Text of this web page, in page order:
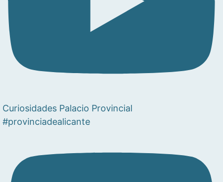
Curiosidades Palacio Provincial
#provinciadealicante